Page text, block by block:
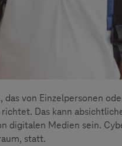
von Einzelpersonen
Das kann
digitalen Medien sein.
statt.